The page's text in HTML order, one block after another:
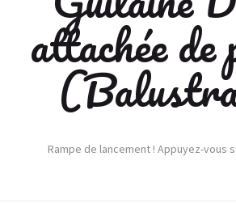
attachée de
Rampe de lancement ! Appuyez-vous